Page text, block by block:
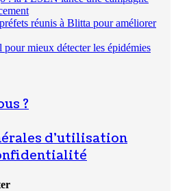
réunis à Blitta pour améliorer
mieux détecter les épidémies
?
d’utilisation